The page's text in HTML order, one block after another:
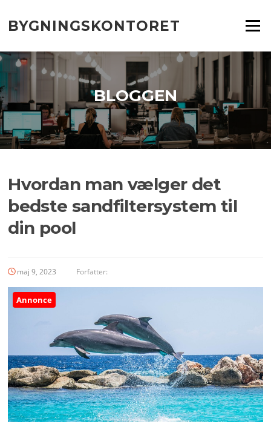
indhold
BYGNINGSKONTORET Menu
BLOGGEN
Hvordan man vælger det
bedste sandfiltersystem til
din pool
maj 9, 2023 Forfatter:
Annonce